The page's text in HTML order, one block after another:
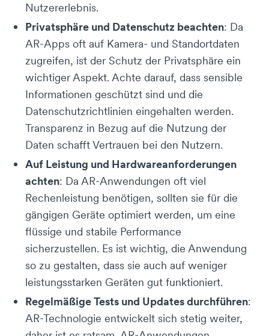
Nutzererlebnis.
Privatsphäre und Datenschutz beachten: Da
AR-Apps oft auf Kamera- und Standortdaten
zugreifen, ist der Schutz der Privatsphäre ein
wichtiger Aspekt. Achte darauf, dass sensible
Informationen geschützt sind und die
Datenschutzrichtlinien eingehalten werden.
Transparenz in Bezug auf die Nutzung der
Daten schafft Vertrauen bei den Nutzern.
Auf Leistung und Hardwareanforderungen
achten: Da AR-Anwendungen oft viel
Rechenleistung benötigen, sollten sie für die
gängigen Geräte optimiert werden, um eine
flüssige und stabile Performance
sicherzustellen. Es ist wichtig, die Anwendung
so zu gestalten, dass sie auch auf weniger
leistungsstarken Geräten gut funktioniert.
Regelmäßige Tests und Updates durchführen:
AR-Technologie entwickelt sich stetig weiter,